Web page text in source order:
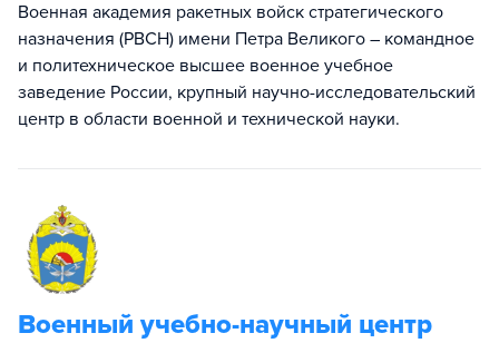
Военная академия ракетных войск стратегического
назначения (РВСН) имени Петра Великого – командное
и политехническое высшее военное учебное
заведение России, крупный научно-исследовательский
центр в области военной и технической науки.
Военный учебно-научный центр